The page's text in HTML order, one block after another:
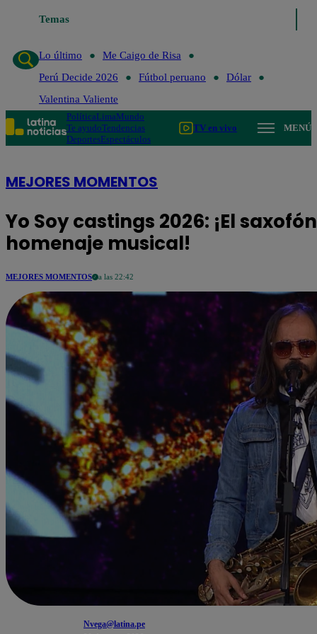
TemasLo último
Lo último
Me Caigo de Risa
Perú Decide 2026
Fútbol peruano
Dólar
Valentina Valiente
PolíticaLimaMundo
Te ayudoTendencias
DeportesEspectáculos
TV en vivo MENÚ
MEJORES MOMENTOS
Yo Soy castings 2026: ¡El
homenaje musical!
MEJORES MOMENTOS a las 22:42
Nvega@latina.pe